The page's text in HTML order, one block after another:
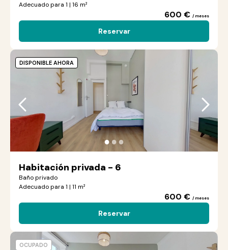
Adecuado para 1 | 16 m²
600 € / meses
Reservar
●●●
Habitación privada - 6
Baño privado
Adecuado para 1 | 11 m²
600 € / meses
Reservar
DISPONIBLE AHORA
OCUPADO